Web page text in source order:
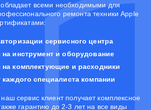
всеми необходимыми для
ремонта техники Apple
сервисного центра
инструмент и оборудование
комплектующие и расходники
специалиста компании
сервис клиент получает комплексное
гарантию до 2-3 лет на все виды